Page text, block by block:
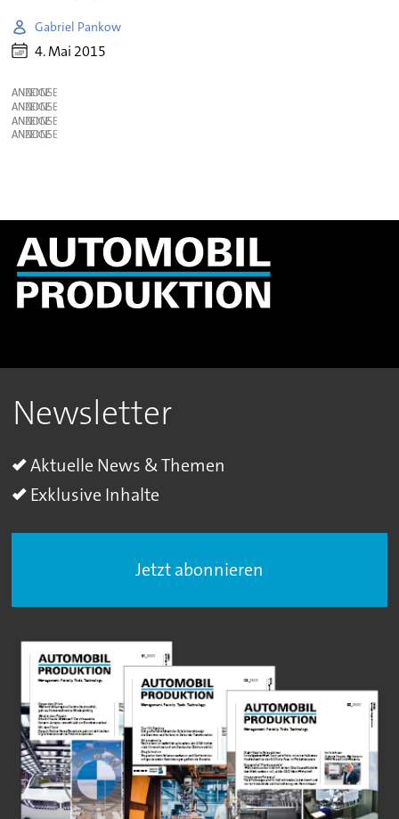
Gabriel Pankow
4. Mai 2015
ANZEIGE
ANZEIGE
ANZEIGE
ANZEIGE
Newsletter
Aktuelle News & Themen
Exklusive Inhalte
Jetzt abonnieren